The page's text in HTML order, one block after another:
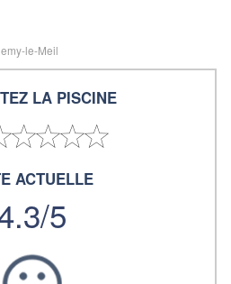
le-Meil
LA PISCINE
ACTUELLE
5